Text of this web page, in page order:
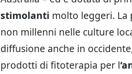
stimolanti molto leggeri. La
non millenni nelle culture
diffusione anche in
prodotti di fitoterapia per l